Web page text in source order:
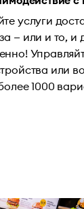
услуги
— или и то, и
или
1000